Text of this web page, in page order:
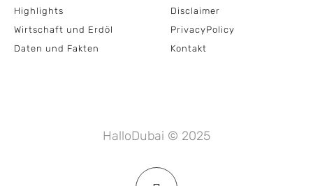
Highlights
Wirtschaft und Erdöl
Daten und Fakten
Disclaimer
PrivacyPolicy
Kontakt
HalloDubai © 2025